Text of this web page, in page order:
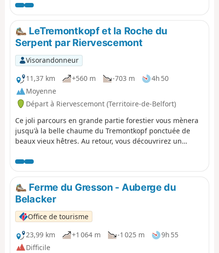
dépaysement à quelques minutes seulement
de la ville. Le Refuge du Blaufels ainsi que
Place Zundel constituent des points de vue
exceptionnels sur la vallée en plus d'offrir la
possibilité de pique-niquer. Alors n'hésitez
plus, partez à l'aventure !
LeTremontkopf et la Roche du
Serpent par Riervescemont
Visorandonneur
11,37 km
+560 m -703 m
4h 50
Moyenne
Départ à Riervescemont (Territoire-de-Belfort)
Ce joli parcours en grande partie forestier vous mènera
jusqu'à la belle chaume du Tremontkopf ponctuée de
beaux vieux hêtres. Au retour, vous découvrirez un
Ferme du Gresson - Auberge du
Belacker
Office de tourisme
23,99 km
+1 064 m -1 025 m
9h 55
Difficile